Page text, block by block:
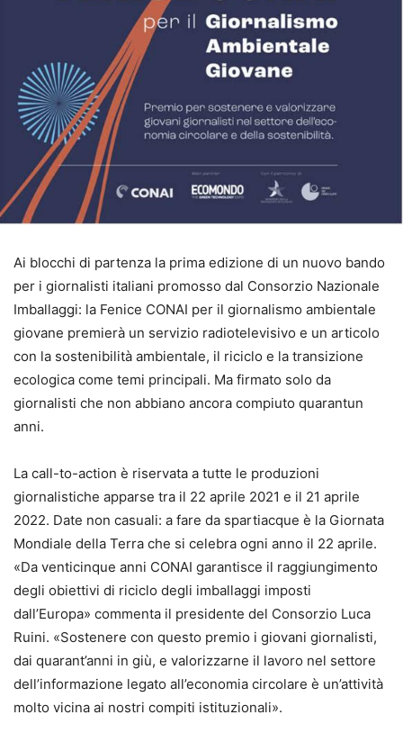
Ai blocchi di partenza la prima edizione di un nuovo bando
per i giornalisti italiani promosso dal Consorzio Nazionale
Imballaggi: la Fenice CONAI per il giornalismo ambientale
giovane premierà un servizio radiotelevisivo e un articolo
con la sostenibilità ambientale, il riciclo e la transizione
ecologica come temi principali. Ma firmato solo da
giornalisti che non abbiano ancora compiuto quarantun
anni.
La call-to-action è riservata a tutte le produzioni
giornalistiche apparse tra il 22 aprile 2021 e il 21 aprile
2022. Date non casuali: a fare da spartiacque è la Giornata
Mondiale della Terra che si celebra ogni anno il 22 aprile.
«Da venticinque anni CONAI garantisce il raggiungimento
degli obiettivi di riciclo degli imballaggi imposti
dall’Europa» commenta il presidente del Consorzio Luca
Ruini. «Sostenere con questo premio i giovani giornalisti,
dai quarant’anni in giù, e valorizzarne il lavoro nel settore
dell’informazione legato all’economia circolare è un’attività
molto vicina ai nostri compiti istituzionali».